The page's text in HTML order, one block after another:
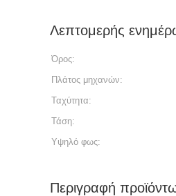
Λεπτομερής
Όρος:
Πλάτος μηχανών:
Ταχύτητα:
Τάση:
Υψηλό φως:
Περιγραφή